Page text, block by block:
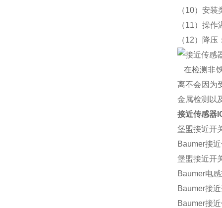
（10）安
（11）操
（12）降
在检测非
离不会因为
金属检测以
接近传感器
堡盟接近开
Baumer接
堡盟接近开
Baumer电
Baumer接
Baumer接